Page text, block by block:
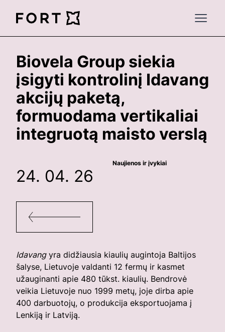
FortLegal
Open
Biovela Group siekia
įsigyti kontrolinį Idavang
akcijų paketą,
formuodama vertikaliai
integruotą maisto verslą
Naujienos ir įvykiai
24. 04. 26
Idavangyra didžiausia kiaulių augintoja Baltijos
šalyse, Lietuvoje valdanti 12 fermų ir kasmet
užauginanti apie 480 tūkst. kiaulių. Bendrovė
veikia Lietuvoje nuo 1999 metų, joje dirba apie
400 darbuotojų, o produkcija eksportuojama į
Lenkiją ir Latviją.